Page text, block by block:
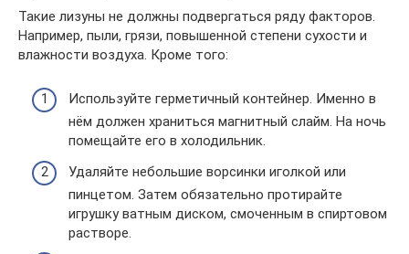
Такие лизуны не должны подвергаться ряду факторов.
Например, пыли, грязи, повышенной степени сухости и
влажности воздуха. Кроме того:
Используйте герметичный контейнер. Именно в
нём должен храниться магнитный слайм. На ночь
помещайте его в холодильник.
Удаляйте небольшие ворсинки иголкой или
пинцетом. Затем обязательно протирайте
игрушку ватным диском, смоченным в спиртовом
растворе.